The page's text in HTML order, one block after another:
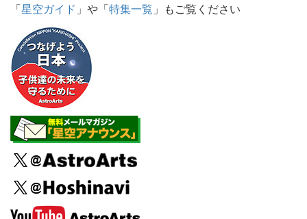
「星空ガイド 」や「特集一覧 」もご覧ください